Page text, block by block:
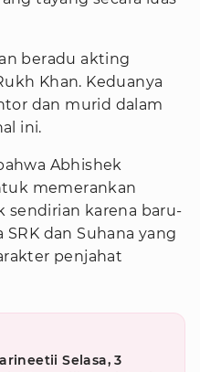
beradu akting
Khan. Keduanya
dan murid dalam
ini.
Abhishek
memerankan
sendirian karena baru-
dan Suhana yang
penjahat
Selasa, 3